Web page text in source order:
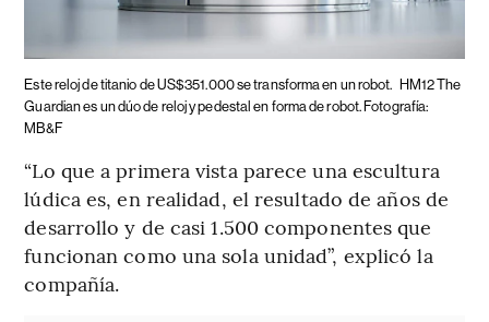
Este reloj de titanio de US$351.000 se transforma en un robot. HM12 The
Guardian es un dúo de reloj y pedestal en forma de robot. Fotografía:
MB&F
“Lo que a primera vista parece una escultura
lúdica es, en realidad, el resultado de años de
desarrollo y de casi 1.500 componentes que
funcionan como una sola unidad”, explicó la
compañía.